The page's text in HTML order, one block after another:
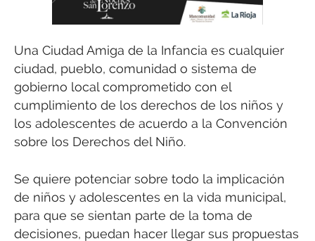
Una Ciudad Amiga de la Infancia es cualquier
ciudad, pueblo, comunidad o sistema de
gobierno local comprometido con el
cumplimiento de los derechos de los niños y
los adolescentes de acuerdo a la Convención
sobre los Derechos del Niño.
Se quiere potenciar sobre todo la implicación
de niños y adolescentes en la vida municipal,
para que se sientan parte de la toma de
decisiones, puedan hacer llegar sus propuestas